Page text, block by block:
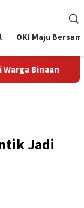
OKI Maju
Narkotika
Jadi